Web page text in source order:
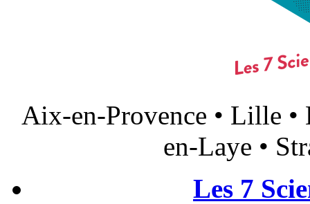
Aix-en-Provence • Lille •
en-Laye •
Les 7